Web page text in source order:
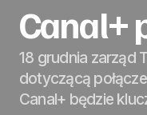
Canal+
18 grudnia zarząd
dotyczącą
Canal+ będzie